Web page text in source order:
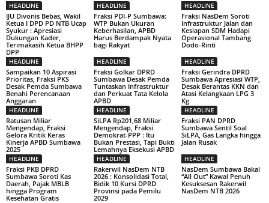
HEADLINE
IJU Divonis Bebas, Wakil
Ketua I DPD PD NTB Ucap
Syukur : Apresiasi
Dukungan Kader,
Terimakasih Ketua BHPP
DPP
HEADLINE
Fraksi PDI-P Sumbawa:
WTP Bukan Ukuran
Keberhasilan, APBD
Harus Berdampak Nyata
bagi Rakyat
HEADLINE
Fraksi NasDem Soroti
Infrastruktur Jalan dan
Kesiapan SDM Hadapi
Operasional Tambang
Dodo-Rinti
HEADLINE
Sampaikan 10 Aspirasi
Prioritas, Fraksi PKS
Desak Pemda Sumbawa
Benahi Perencanaan
Anggaran
HEADLINE
Fraksi Golkar DPRD
Sumbawa Desak Pemda
Tuntaskan Infrastruktur
dan Perkuat Tata Kelola
APBD
HEADLINE
Fraksi Gerindra DPRD
Sumbawa Apresiasi WTP,
Desak Berantas KKN dan
Atasi Kelangkaan LPG 3
Kg
HEADLINE
Ratusan Miliar
Mengendap, Fraksi
Gelora Kritik Keras
Kinerja APBD Sumbawa
2025
HEADLINE
SiLPA Rp201,68 Miliar
Mengendap, Fraksi
Demokrat-PPP : Itu
Bukan Prestasi, Tapi Bukti
Lemahnya Eksekusi APBD
HEADLINE
Fraksi PAN DPRD
Sumbawa Sentil Soal
SiLPA, Gas Langka hingga
Jalan Rusak
HEADLINE
Fraksi PKB DPRD
Sumbawa Soroti Kas
Daerah, Pajak MBLB
hingga Program
Kesehatan Gratis
HEADLINE
Rakerwil NasDem NTB
2026 : Konsolidasi Total,
Bidik 10 Kursi DPRD
Provinsi pada Pemilu
2029
HEADLINE
NasDem Sumbawa Bakal
“All Out” Kawal Penuh
Kesuksesan Rakerwil
NasDem NTB 2026